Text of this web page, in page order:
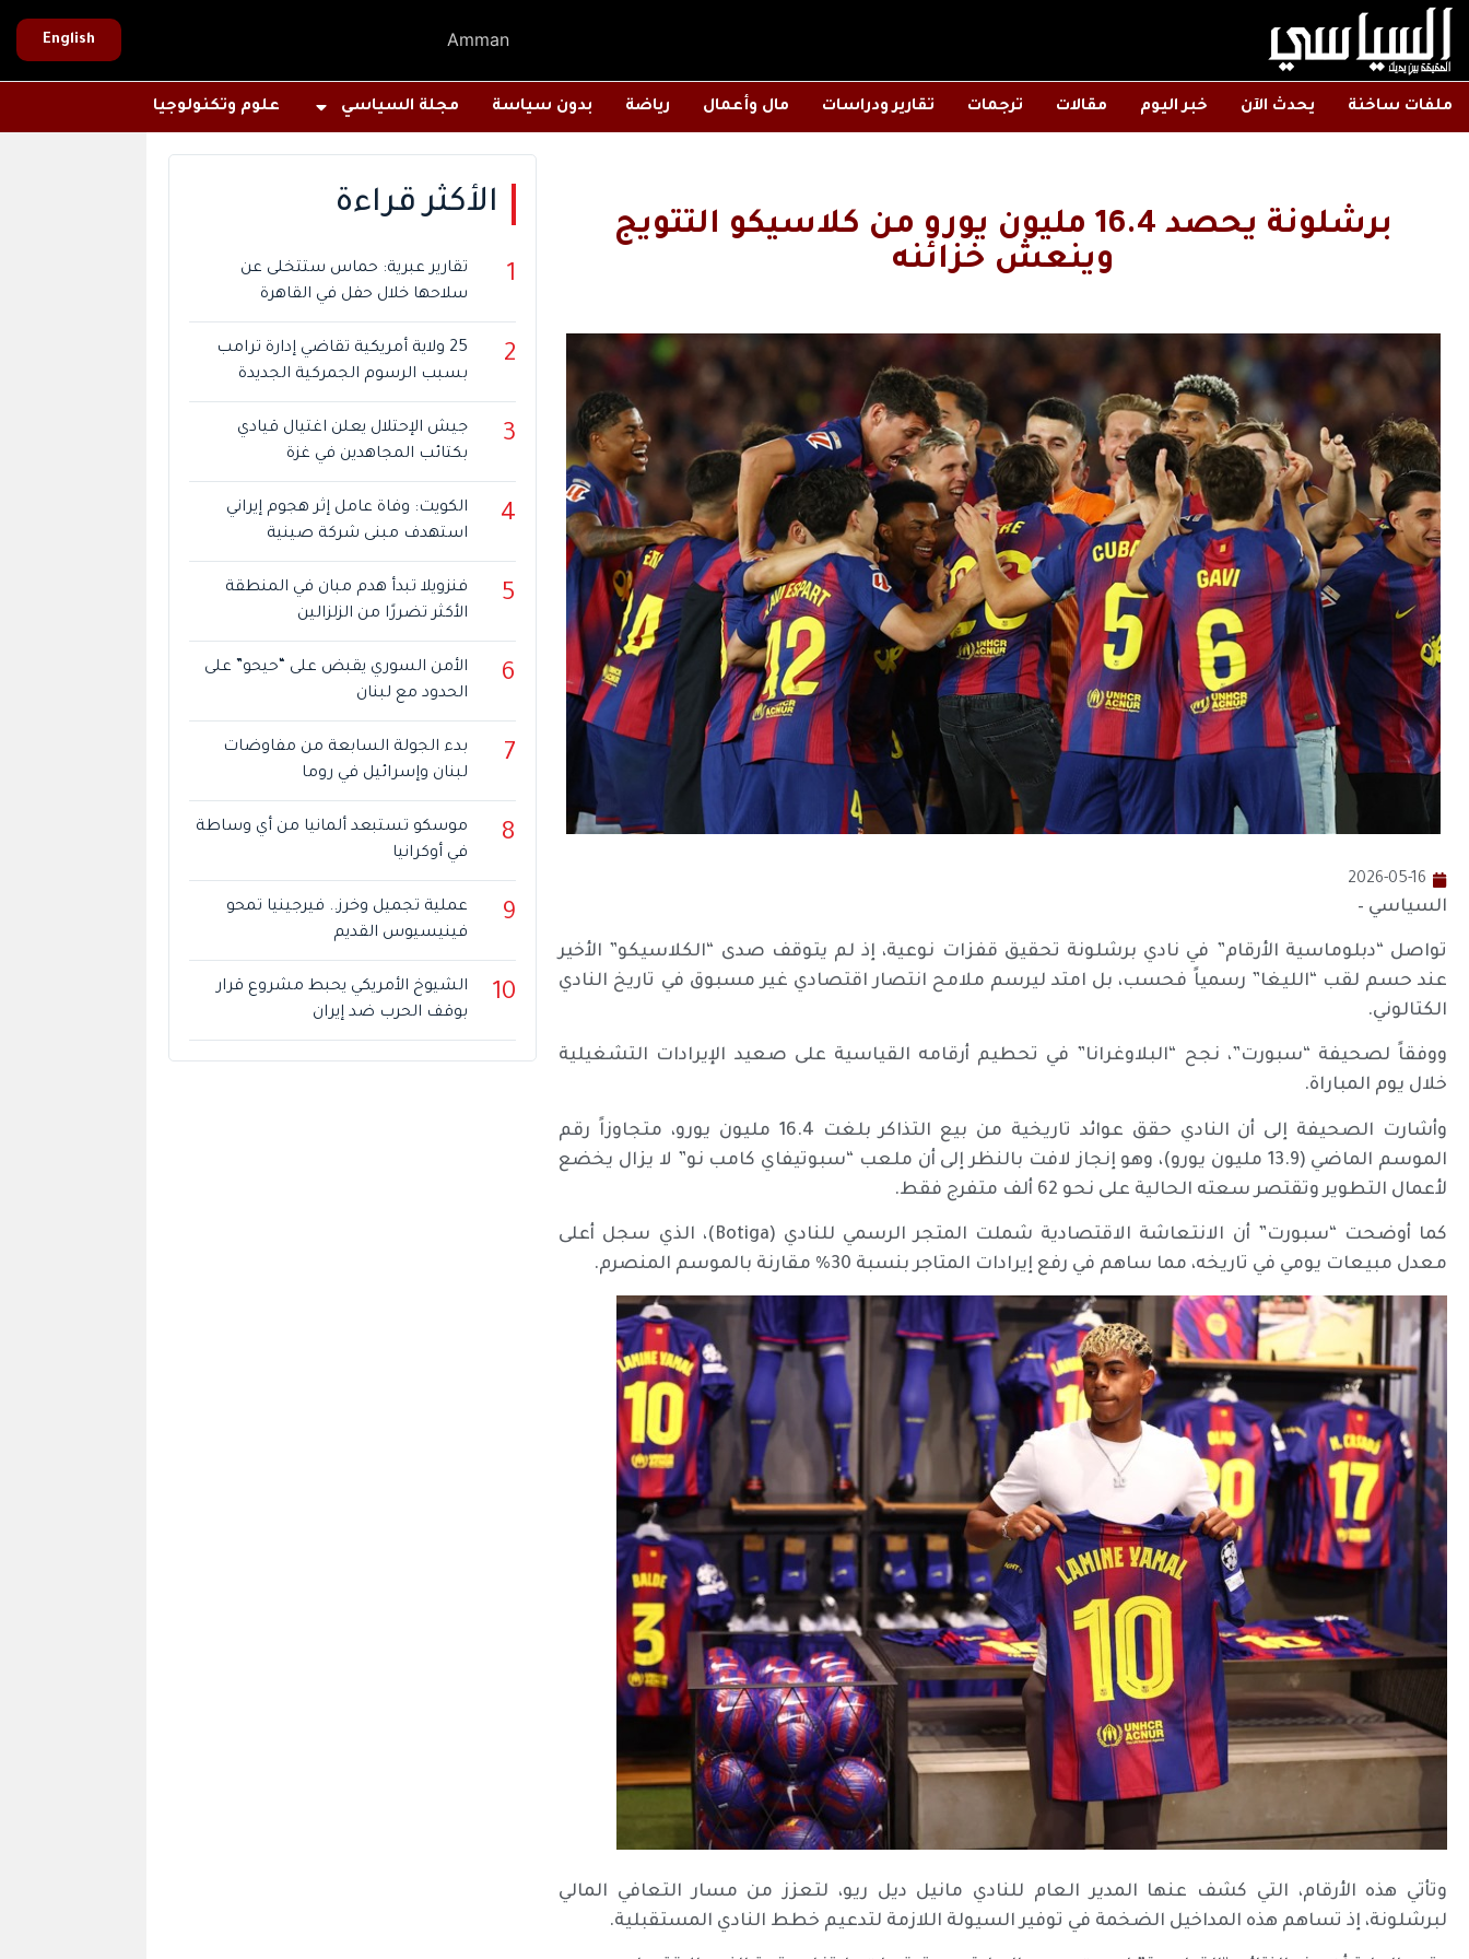
Amman
English
ملفات ساخنة يحدث الآن خبر اليوم مقالات ترجمات تقارير ودراسات مال وأعمال رياضة بدون سياسة مجلة السياسي علوم وتكنولوجيا
برشلونة يحصد 16.4 مليون يورو من كلاسيكو التتويج
وينعش خزائنه
2026-05-16
السياسي –
تواصل “دبلوماسية الأرقام” في نادي برشلونة تحقيق قفزات نوعية، إذ لم يتوقف صدى “الكلاسيكو” الأخير
عند حسم لقب “الليغا” رسمياً فحسب، بل امتد ليرسم ملامح انتصار اقتصادي غير مسبوق في تاريخ النادي
الكتالوني.
ووفقاً لصحيفة “سبورت”، نجح “البلاوغرانا” في تحطيم أرقامه القياسية على صعيد الإيرادات التشغيلية
خلال يوم المباراة.
وأشارت الصحيفة إلى أن النادي حقق عوائد تاريخية من بيع التذاكر بلغت 16.4 مليون يورو، متجاوزاً رقم
الموسم الماضي (13.9 مليون يورو)، وهو إنجاز لافت بالنظر إلى أن ملعب “سبوتيفاي كامب نو” لا يزال يخضع
لأعمال التطوير وتقتصر سعته الحالية على نحو 62 ألف متفرج فقط.
كما أوضحت “سبورت” أن الانتعاشة الاقتصادية شملت المتجر الرسمي للنادي (Botiga)، الذي سجل أعلى
معدل مبيعات يومي في تاريخه، مما ساهم في رفع إيرادات المتاجر بنسبة 30% مقارنة بالموسم المنصرم.
وتأتي هذه الأرقام، التي كشف عنها المدير العام للنادي مانيل ديل ريو، لتعزز من مسار التعافي المالي
لبرشلونة، إذ تساهم هذه المداخيل الضخمة في توفير السيولة اللازمة لتدعيم خطط النادي المستقبلية.
الأكثر قراءة
1
تقارير عبرية: حماس ستتخلى عن
سلاحها خلال حفل في القاهرة
2
25 ولاية أمريكية تقاضي إدارة ترامب
بسبب الرسوم الجمركية الجديدة
3
جيش الإحتلال يعلن اغتيال قيادي
بكتائب المجاهدين في غزة
4
الكويت: وفاة عامل إثر هجوم إيراني
استهدف مبنى شركة صينية
5
فنزويلا تبدأ هدم مبان في المنطقة
الأكثر تضررًا من الزلزالين
6
الأمن السوري يقبض على “حيحو” على
الحدود مع لبنان
7
بدء الجولة السابعة من مفاوضات
لبنان وإسرائيل في روما
8
موسكو تستبعد ألمانيا من أي وساطة
في أوكرانيا
9
عملية تجميل وخرز.. فيرجينيا تمحو
فينيسيوس القديم
10
الشيوخ الأمريكي يحبط مشروع قرار
بوقف الحرب ضد إيران